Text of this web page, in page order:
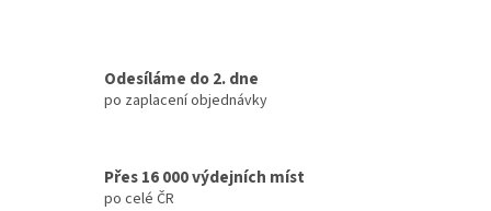
Odesíláme do 2. dne
po zaplacení objednávky
Přes 16 000 výdejních míst
po celé ČR